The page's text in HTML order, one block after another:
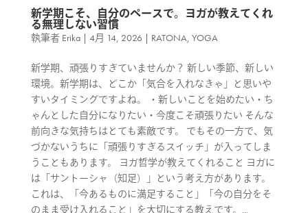
新学期こそ、自分のペースで。ヨガが教えてくれ
る無理しない習慣
執筆者 Erika| 4月 14, 2026 | RATONA, YOGA
新学期、頑張りすぎていませんか？ 新しい季節、新しい
環境。新学期は、どこか「気合を入れなきゃ」と思いや
すいタイミングですよね。 ・新しいことを始めたい・ち
ゃんとした自分になりたい・今度こそ頑張りたい そんな
前向きな気持ちはとても素敵です。 でもその一方で、気
づかないうちに「頑張りすぎるスイッチ」が入ってしま
うこともあります。 ヨガ哲学が教えてくれること ヨガに
は「サントーシャ（知足）」という考え方があります。
これは、「今あるものに満足すること」「今の自分をそ
のまま受け入れること」を大切にする教えです。...